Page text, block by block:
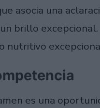
asocia una
brillo
nutritivo
es una